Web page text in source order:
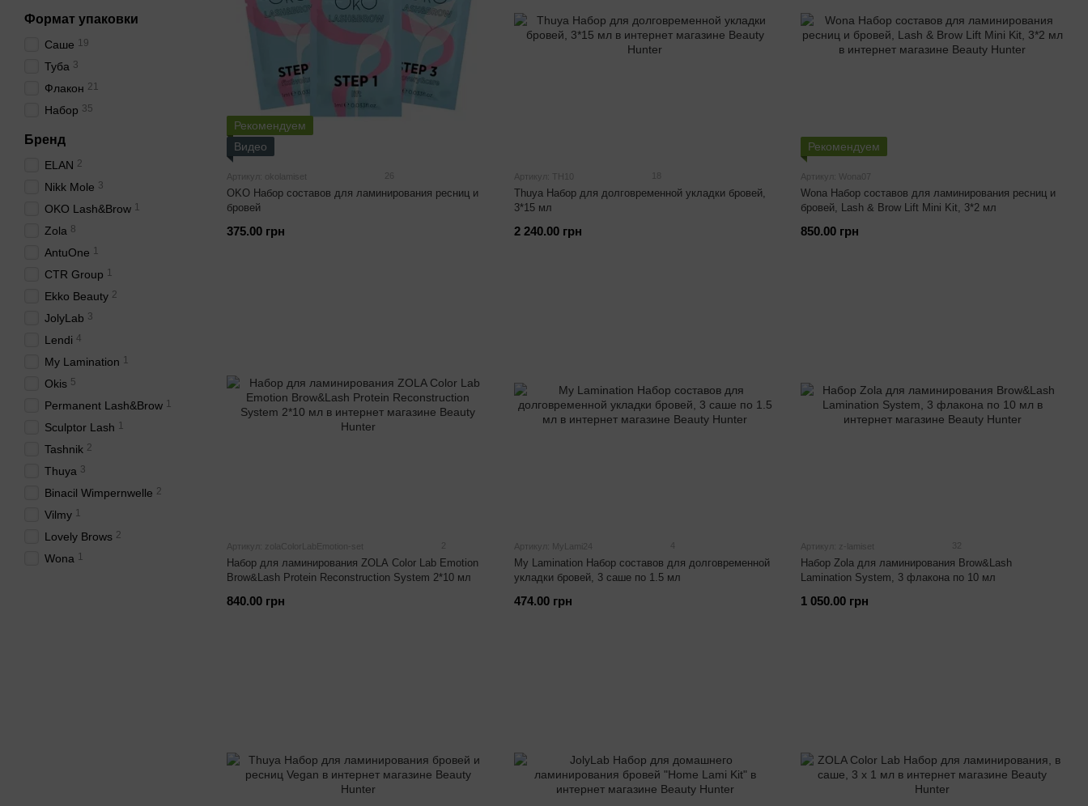
Рекомендуем
Видео
Артикул: okolamiset
OKO Набор составов для ламинирования ресниц и
бровей
375.00 грн
Артикул: TH10
Thuya Набор для долговременной укладки бровей,
3*15 мл
2 240.00 грн
Рекомендуем
Артикул: Wona07
Wona Набор составов для ламинирования ресниц и
бровей, Lash & Brow Lift Mini Kit, 3*2 мл
850.00 грн
Артикул: zolaColorLabEmotion-set
Набор для ламинирования ZOLA Color Lab Emotion
Brow&Lash Protein Reconstruction System 2*10 мл
840.00 грн
Артикул: MyLami24 4
My Lamination Набор составов для долговременной
укладки бровей, 3 саше по 1.5 мл
474.00 грн
Артикул: z-lamiset
Набор Zola для ламинирования Brow&Lash
Lamination System, 3 флакона по 10 мл
1 050.00 грн
Формат упаковки
Саше 19
Туба 3
Флакон 21
Набор 35
Бренд
ELAN 2
Nikk Mole 3
OKO Lash&Brow 1
Zola 8
AntuOne 1
CTR Group 1
Ekko Beauty 2
JolyLab 3
Lendi 4
My Lamination 1
Okis 5
Permanent Lash&Brow 1
Sculptor Lash 1
Tashnik 2
Thuya 3
Binacil Wimpernwelle 2
Vilmy 1
Lovely Brows 2
Wona 1